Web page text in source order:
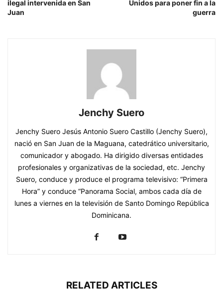
ilegal intervenida en San
Juan
Unidos para poner fin a la
guerra
Jenchy Suero
Jenchy Suero Jesús Antonio Suero Castillo (Jenchy Suero),
nació en San Juan de la Maguana, catedrático universitario,
comunicador y abogado. Ha dirigido diversas entidades
profesionales y organizativas de la sociedad, etc. Jenchy
Suero, conduce y produce el programa televisivo: “Primera
Hora” y conduce “Panorama Social, ambos cada día de
lunes a viernes en la televisión de Santo Domingo República
Dominicana.
RELATED ARTICLES